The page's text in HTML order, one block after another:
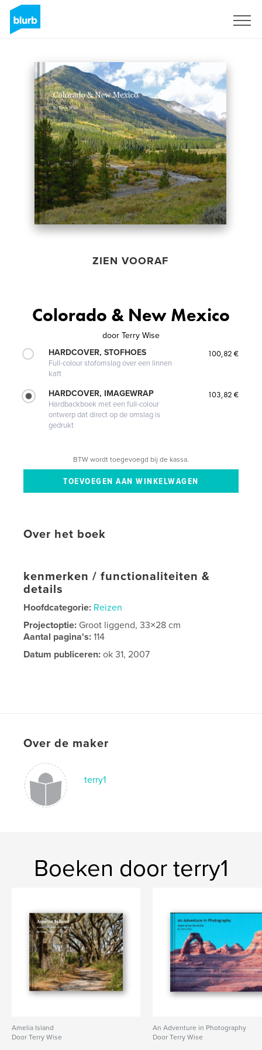
ZIEN VOORAF
Colorado & New Mexico
door Terry Wise
HARDCOVER, STOFHOES
Full-colour stofomslag over een linnen
kaft
100,82 €
HARDCOVER, IMAGEWRAP
Hardbackboek met een full-colour
ontwerp dat direct op de omslag is
gedrukt
103,82 €
BTW wordt toegevoegd bij de kassa.
Over het boek
kenmerken / functionaliteiten &
details
Hoofdcategorie: Reizen
Projectoptie: Groot liggend, 33×28 cm
Aantal pagina's:114
Datum publiceren: ok 31, 2007
Over de maker
terry1
Boeken door terry1
Amelia Island
Door Terry Wise
An Adventure in Photography
Door Terry Wise